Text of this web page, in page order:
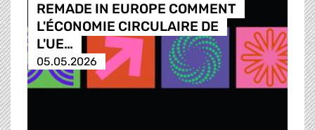
REMADE IN EUROPE COMMENT
L'ÉCONOMIE CIRCULAIRE DE
L'UE…
05.05.2026